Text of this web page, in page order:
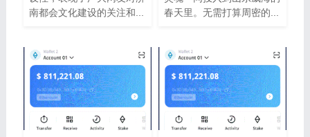
南都会文化建设的关注和...
春天里。无需打算周密的...